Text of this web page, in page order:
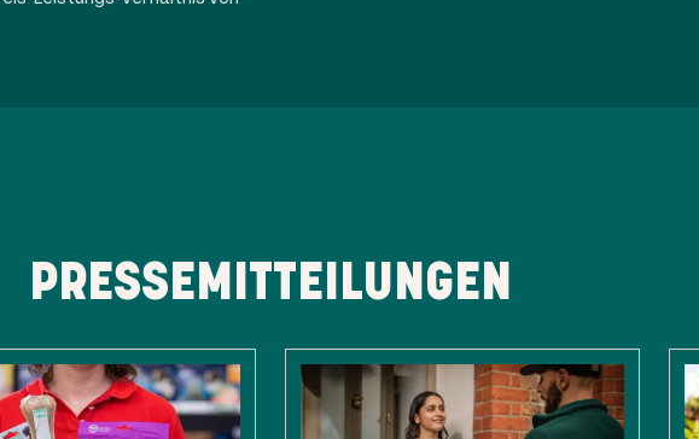
PRESSEMITTEILUNGEN